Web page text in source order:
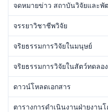
จดหมายข่าว สถาบันวิจัยและ
จรรยาวิชาชีพวิจัย
จริยธรรมการวิจัยในมนุษย์
จริยธรรมการวิจัยในสัตว์ทดลอง
ดาวน์โหลดเอกสาร
ตารางการดำเนินงานฝ่ายงาน